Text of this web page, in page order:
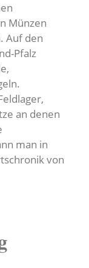
Münzen
Auf den
Pfalz
an denen
man in
von